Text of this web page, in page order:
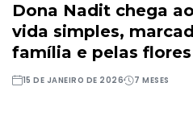
Dona Nadit chega
vida simples,
família e pelas flores
15 DE JANEIRO DE 2026 7 MESES